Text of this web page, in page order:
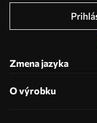
Zmena jazyka
O výrobku